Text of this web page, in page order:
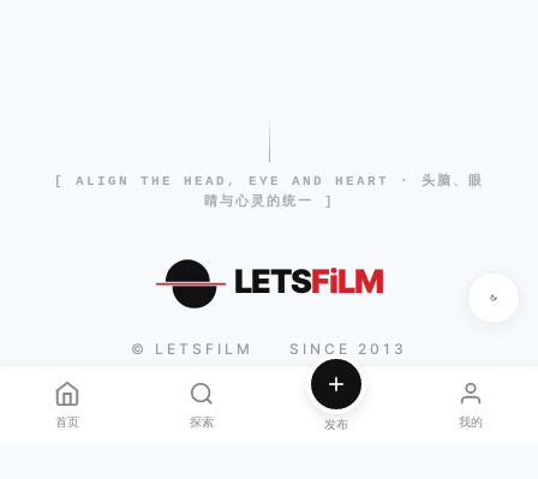
[ ALIGN THE HEAD, EYE AND HEART · 头脑、眼
睛与心灵的统一 ]
LETSFiLM
© LETSFILM SINCE 2013
首页 探索 发布 我的